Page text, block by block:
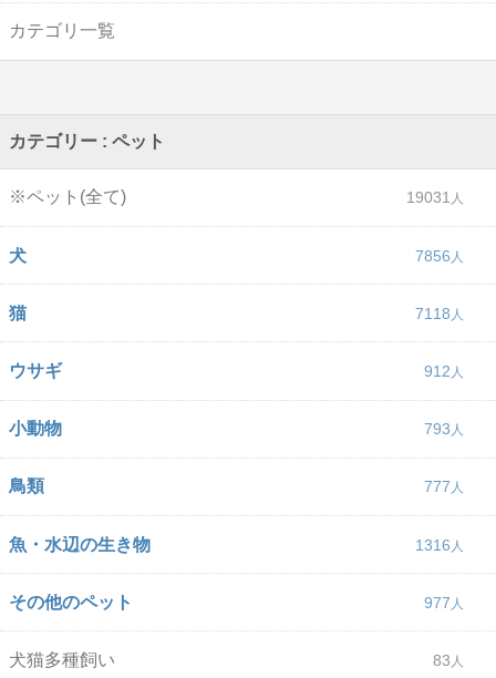
カテゴリ一覧
カテゴリー : ペット
※ペット(全て) 19031
犬 7856
猫 7118
ウサギ 912
小動物 793
鳥類 777
魚・水辺の生き物 1316
その他のペット 977
犬猫多種飼い 83